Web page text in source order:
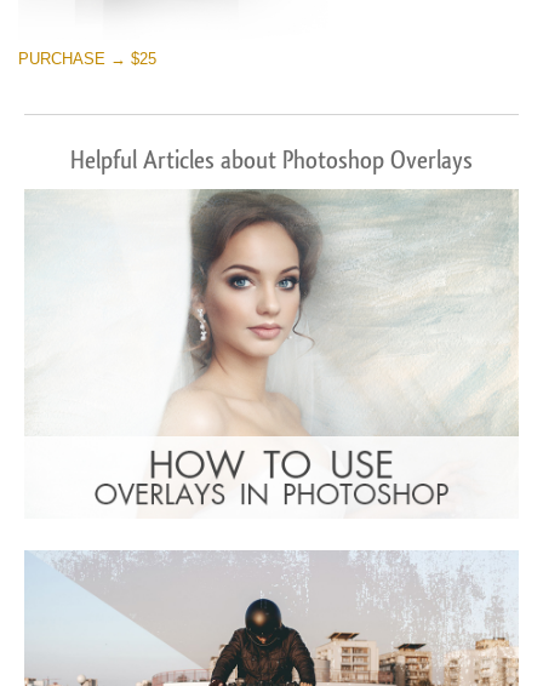
PURCHASE → $25
Helpful Articles about Photoshop Overlays